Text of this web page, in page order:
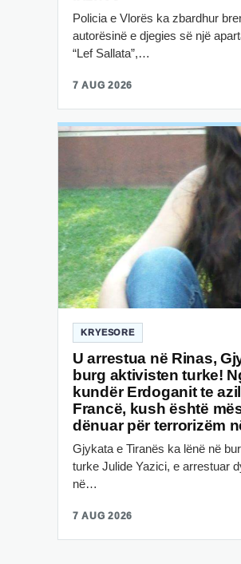
Policia e Vlorës ka zbardhur
autorësinë e djegies së një
“Lef Sallata”,…
7 AUG 2026
KRYESORE
U arrestua në Rinas,
burg aktivisten turke!
kundër Erdoganit te
Francë, kush është
dënuar për terrorizëm
Gjykata e Tiranës ka lënë në
turke Julide Yazici, e arrestuar
në…
7 AUG 2026